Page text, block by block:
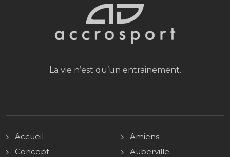
La vie n’est qu’un entrainement.
Accueil
Concept
Amiens
Auberville